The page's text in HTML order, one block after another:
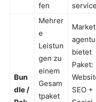
fen
service
Bun
dle /
Mehrer
e
Leistun
gen zu
einem
Gesam
tpaket
bietet
Paket:
SEO +